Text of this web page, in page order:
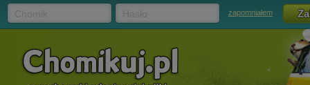
zapomniałem